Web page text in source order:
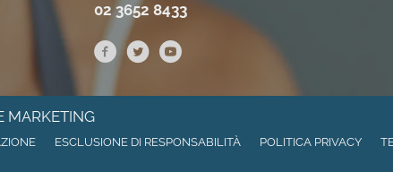
02 3652 8433
MARKETING
ESCLUSIONE DI RESPONSABILITÀ POLITICA PRIVACY